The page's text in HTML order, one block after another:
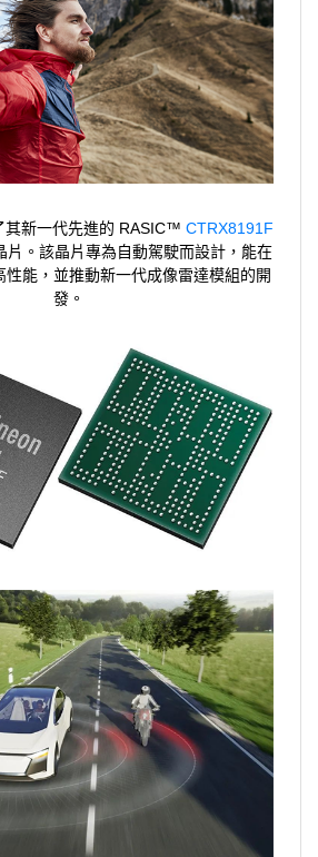
其新一代先進的 RASIC™ CTRX8191F
片。該晶片專為自動駕駛而設計，能在
性能，並推動新一代成像雷達模組的開
發。